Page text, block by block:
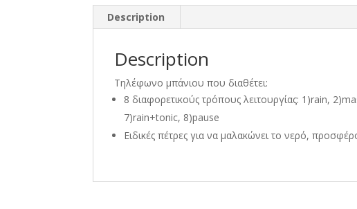
Description
Description
Τηλέφωνο μπάνιου που διαθέτει:
8 διαφορετικούς τρόπους λειτουργίας: 1)rain,
7)rain+tonic, 8)pause
Ειδικές πέτρες για να μαλακώνει το νερό,